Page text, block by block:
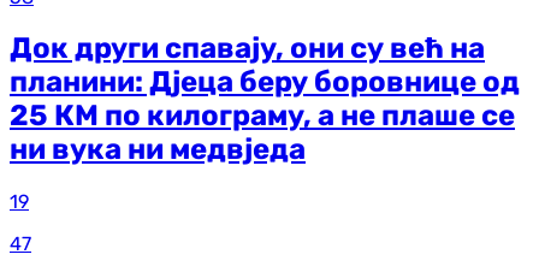
Док други спавају, они су већ на
планини: Дјеца беру боровнице од
25 КМ по килограму, а не плаше се
ни вука ни медвједа
19
47